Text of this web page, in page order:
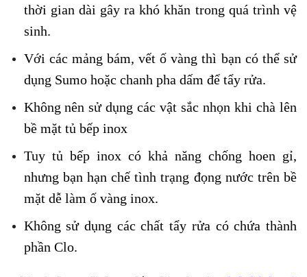
thời gian dài gây ra khó khăn trong quá trình vệ
sinh.
Với các mảng bám, vết ố vàng thì bạn có thể sử
dụng Sumo hoặc chanh pha dấm để tẩy rửa.
Không nên sử dụng các vật sắc nhọn khi chà lên
bề mặt tủ bếp inox
Tuy tủ bếp inox có khả năng chống hoen gỉ,
nhưng bạn hạn chế tình trạng đọng nước trên bề
mặt dễ làm ố vàng inox.
Không sử dụng các chất tẩy rửa có chứa thành
phần Clo.